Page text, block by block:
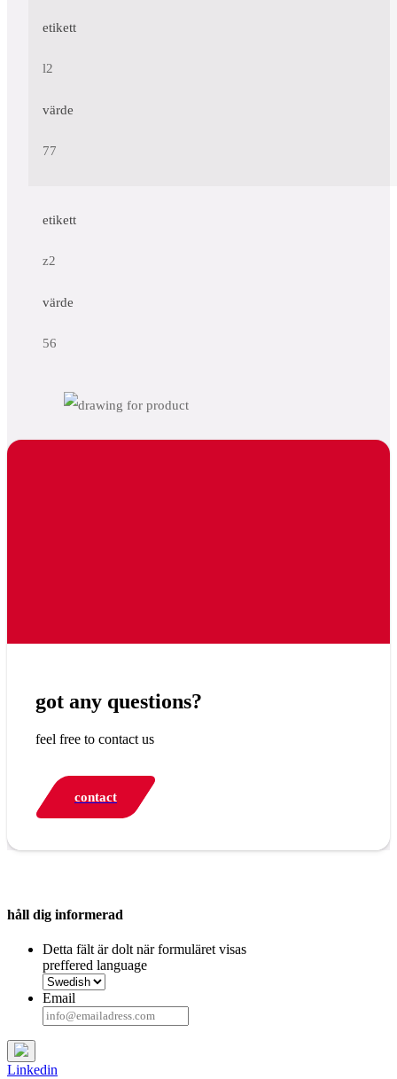
etikett
l2
värde
77
etikett
z2
värde
56
got any questions?
feel free to contact us
contact
håll dig informerad
Detta fält är dolt när formuläret visas
preffered language
Email
Linkedin